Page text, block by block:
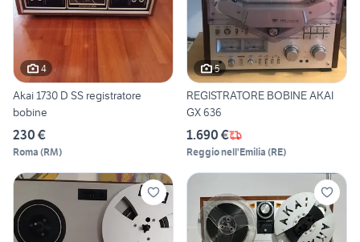
4
Akai 1730 D SS registratore
bobine
230 €
Roma (RM)
5
REGISTRATORE BOBINE AKAI
GX 636
1.690 €
Reggio nell'Emilia (RE)